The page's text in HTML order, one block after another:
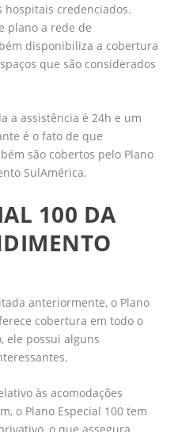
hospitais credenciados.
plano a rede de
disponibiliza a cobertura
que são considerados
a assistência é 24h e um
é o fato de que
são cobertos pelo Plano
SulAmérica.
100 DA
anteriormente, o Plano
cobertura em todo o
ele possui alguns
às acomodações
o Plano Especial 100 tem